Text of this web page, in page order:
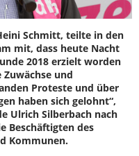
Schmitt, teilte in den
mit, dass heute Nacht
2018 erzielt worden
Zuwächse und
Proteste und über
haben sich gelohnt“,
Ulrich Silberbach nach
Beschäftigten des
Kommunen.